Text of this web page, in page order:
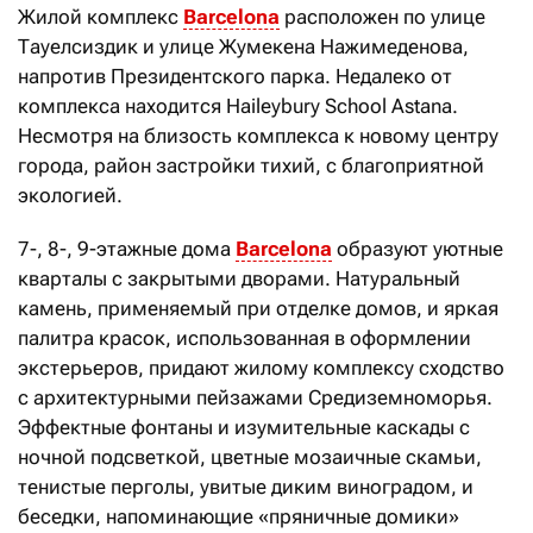
Жилой комплекс Barcelona расположен по улице
Тауелсиздик и улице Жумекена Нажимеденова,
напротив Президентского парка. Недалеко от
комплекса находится Haileybury School Astana.
Несмотря на близость комплекса к новому центру
города, район застройки тихий, с благоприятной
экологией.
7-, 8-, 9-этажные дома Barcelona образуют уютные
кварталы с закрытыми дворами. Натуральный
камень, применяемый при отделке домов, и яркая
палитра красок, использованная в оформлении
экстерьеров, придают жилому комплексу сходство
с архитектурными пейзажами Средиземноморья.
Эффектные фонтаны и изумительные каскады с
ночной подсветкой, цветные мозаичные скамьи,
тенистые перголы, увитые диким виноградом, и
беседки, напоминающие «пряничные домики»